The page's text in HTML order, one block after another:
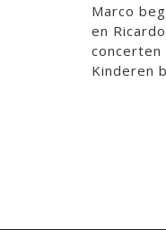
Marco
en
concerten
Kinderen